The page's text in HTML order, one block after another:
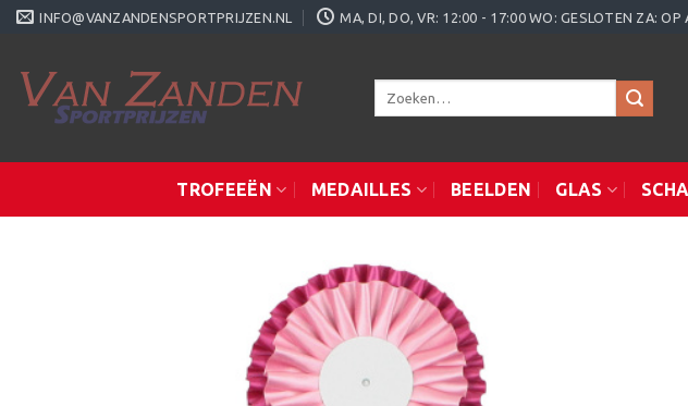
Ga
INFO@VANZANDENSPORTPRIJZEN.NL MA, DI, DO, VR: 12:00 - 17:00 WO: GESLOTEN ZA: OP
Zoeken
TROFEEËN MEDAILLES BEELDEN GLAS